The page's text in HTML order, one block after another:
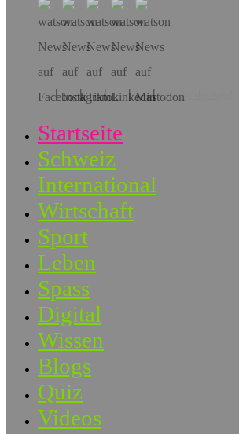
Hol dir die App!
Startseite
Schweiz
International
Wirtschaft
Sport
Leben
Spass
Digital
Wissen
Blogs
Quiz
Videos